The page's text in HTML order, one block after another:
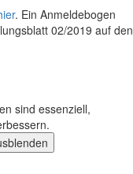
. Ein Anmeldebogen
02/2019 auf den
sind essenziell,